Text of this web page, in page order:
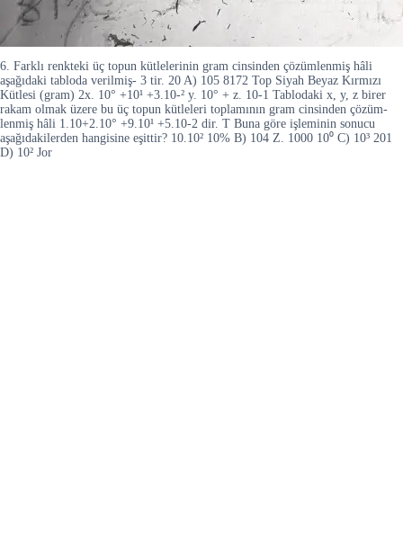
6. Farklı renkteki üç topun kütlelerinin gram cinsinden çözümlenmiş hâli
aşağıdaki tabloda verilmiş- 3 tir. 20 A) 105 8172 Top Siyah Beyaz Kırmızı
Kütlesi (gram) 2x. 10° +10¹ +3.10-² y. 10° + z. 10-1 Tablodaki x, y, z birer
rakam olmak üzere bu üç topun kütleleri toplamının gram cinsinden çözüm-
lenmiş hâli 1.10+2.10° +9.10¹ +5.10-2 dir. T Buna göre işleminin sonucu
aşağıdakilerden hangisine eşittir? 10.10² 10% B) 104 Z. 1000 10⁰ C) 10³ 201
D) 10² Jor